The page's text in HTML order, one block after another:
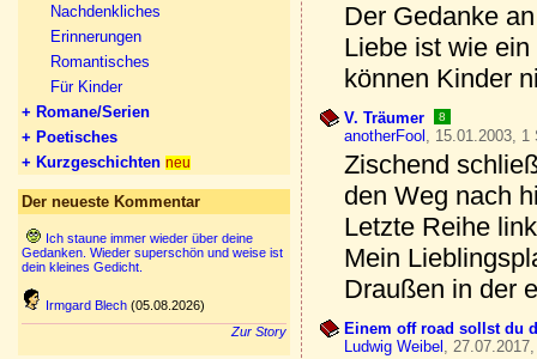
Nachdenkliches
Erinnerungen
Romantisches
Für Kinder
+ Romane/Serien
+ Poetisches
+ Kurzgeschichten neu
Der neueste Kommentar
Ich staune immer wieder über deine
Gedanken. Wieder superschön und weise ist
dein kleines Gedicht.
Irmgard Blech (05.08.2026)
Zur Story
Der Gedanke
Liebe ist wie
können Kinder
V. Träumer 8
anotherFool , 15.01.2003, 1
Zischend
den Weg nach
Letzte Reihe
Mein
Draußen in der
Einem off road sollst du
Ludwig Weibel ,